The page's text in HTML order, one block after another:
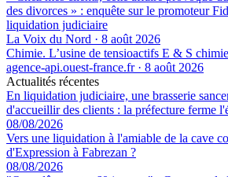
des divorces » : enquête sur le promoteur
liquidation judiciaire
La Voix du Nord · 8 août 2026
Chimie. L’usine de tensioactifs E & S
agence-api.ouest-france.fr· 8 août 2026
Actualités récentes
En liquidation judiciaire, une brasserie
d'accueillir des clients : la préfecture ferme
08/08/2026
Vers une liquidation à l'amiable de la cave
d'Expression à Fabrezan ?
08/08/2026